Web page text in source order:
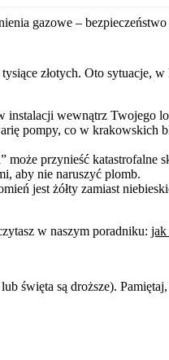
gazowe –
złotych. Oto sytuacje,
instalacji wewnątrz Twojego
pompy, co w krakowskich
może przynieść katastrofalne
aby nie naruszyć plomb.
jest żółty zamiast
w naszym poradniku: jak
święta są droższe).